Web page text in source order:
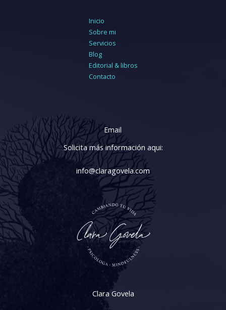
Inicio
Sobre mi
Servicios
Blog
Editorial & libros
Contacto
Email
Solicita más información aqui:
info@claragovela.com
Clara Govela